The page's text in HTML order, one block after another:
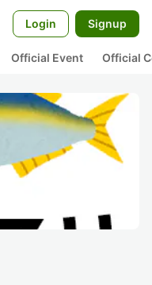
Login Signup
Official Event Official